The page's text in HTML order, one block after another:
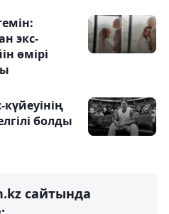
экс-
өмірі
болды
сайтында